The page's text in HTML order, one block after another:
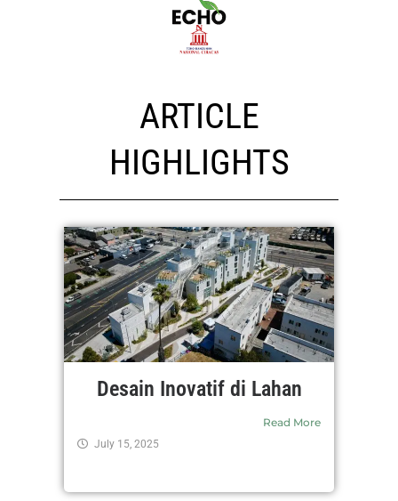
ARTICLE
HIGHLIGHTS
Desain Inovatif di Lahan
Read More
July 15, 2025